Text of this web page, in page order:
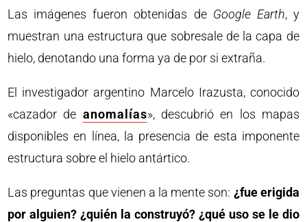
Las imágenes fueron obtenidas de Google Earth, y
muestran una estructura que sobresale de la capa de
hielo, denotando una forma ya de por si extraña.
El investigador argentino Marcelo Irazusta, conocido
«cazador de anomalías», descubrió en los mapas
disponibles en línea, la presencia de esta imponente
estructura sobre el hielo antártico.
Las preguntas que vienen a la mente son: ¿fue erigida
por alguien? ¿quién la construyó? ¿qué uso se le dio